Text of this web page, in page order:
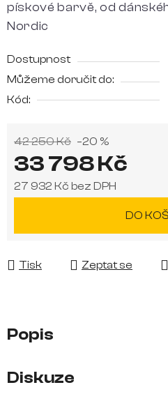
pískové barvě, od
Nordic
Dostupnost
Můžeme doručit do:
Kód:
42 250 Kč –20 %
33 798 Kč
27 932 Kč bez DPH
DO
Tisk Zeptat se
Popis
Diskuze